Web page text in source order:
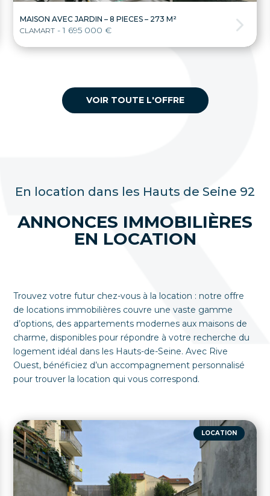
MAISON AVEC JARDIN – 8 PIECES – 273 M²
CLAMART - 1 695 000 €
VOIR TOUTE L'OFFRE
En location dans les Hauts de Seine 92
ANNONCES IMMOBILIÈRES
EN LOCATION
Trouvez votre futur chez-vous à la location : notre offre
de locations immobilières couvre une vaste gamme
d’options, des appartements modernes aux maisons de
charme, disponibles pour répondre à votre recherche du
logement idéal dans les Hauts-de-Seine. Avec Rive
Ouest, bénéficiez d’un accompagnement personnalisé
pour trouver la location qui vous correspond.
LOCATION